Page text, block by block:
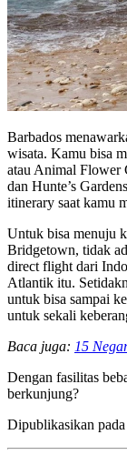
Barbados
wisata. Kamu bisa
atau Animal Flower
dan Hunte’s
itinerary saat kamu
Untuk bisa menuju
Bridgetown, tidak
direct flight dari
Atlantik itu.
untuk bisa sampai
untuk sekali
Baca juga: 15
Dengan fasilitas
berkunjung?
Dipublikasikan pada